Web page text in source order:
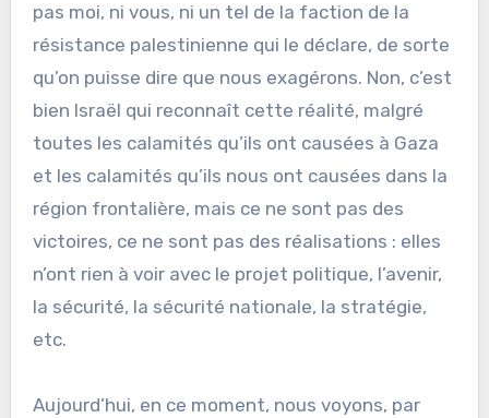
pas moi, ni vous, ni un tel de la faction de la
résistance palestinienne qui le déclare, de sorte
qu’on puisse dire que nous exagérons. Non, c’est
bien Israël qui reconnaît cette réalité, malgré
toutes les calamités qu’ils ont causées à Gaza
et les calamités qu’ils nous ont causées dans la
région frontalière, mais ce ne sont pas des
victoires, ce ne sont pas des réalisations : elles
n’ont rien à voir avec le projet politique, l’avenir,
la sécurité, la sécurité nationale, la stratégie,
etc.
Aujourd’hui, en ce moment, nous voyons, par